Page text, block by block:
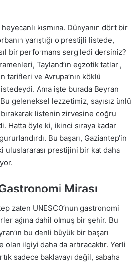
kısmına. Dünyanın dört bir
yarıştığı o prestijli listede,
bir performans sergiledi dersiniz?
Tayland’ın egzotik tatları,
tarifleri ve Avrupa’nın köklü
Ama işte burada Beyran
geleneksel lezzetimiz, sayısız ünlü
listenin zirvesine doğru
Hatta öyle ki, ikinci sıraya kadar
Bu başarı, Gaziantep’in
uluslararası prestijini bir kat daha
Mirası
zaten UNESCO’nun gastronomi
ağına dahil olmuş bir şehir. Bu
bu denli büyük bir başarı
olan ilgiyi daha da artıracaktır. Yerli
sadece baklavayı değil, sabaha